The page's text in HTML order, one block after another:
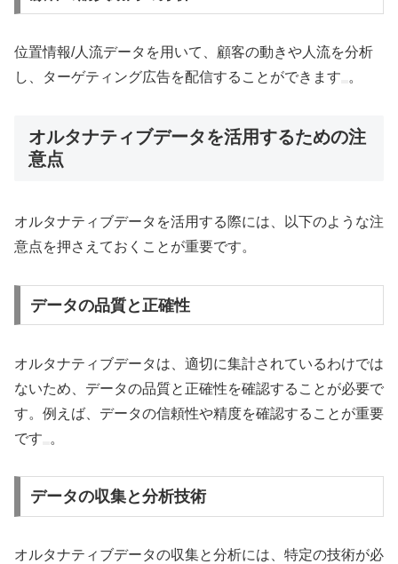
位置情報/人流データを用いて、顧客の動きや人流を分析
し、ターゲティング広告を配信することができます
。
オルタナティブデータを活用するための注
意点
オルタナティブデータを活用する際には、以下のような注
意点を押さえておくことが重要です。
データの品質と正確性
オルタナティブデータは、適切に集計されているわけでは
ないため、データの品質と正確性を確認することが必要で
す。例えば、データの信頼性や精度を確認することが重要
です
。
データの収集と分析技術
オルタナティブデータの収集と分析には、特定の技術が必